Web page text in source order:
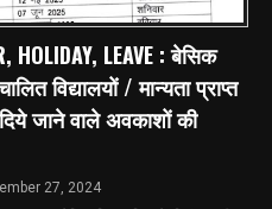
HOLIDAY, LEAVE : बेसिक
विद्यालयों / मान्यता प्राप्त
जाने वाले अवकाशों की
27, 2024